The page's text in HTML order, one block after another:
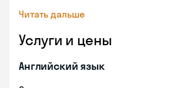
Читать дальше
Услуги и цены
Английский язык